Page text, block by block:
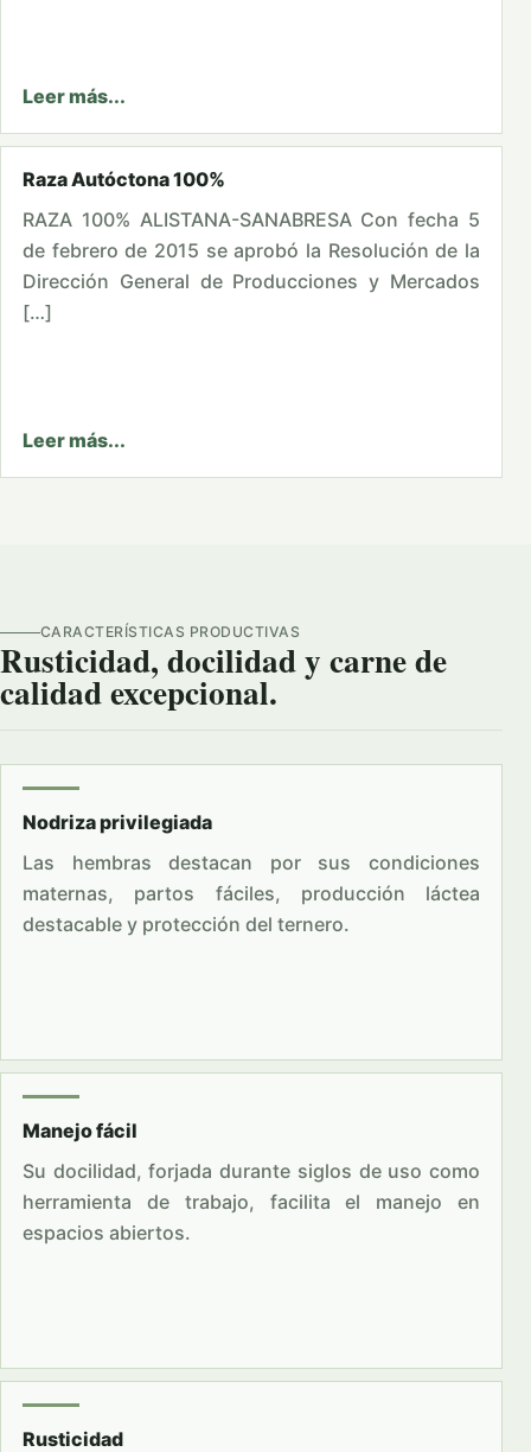
Leer más...
Raza Autóctona 100%
RAZA 100% ALISTANA-SANABRESA Con fecha 5
de febrero de 2015 se aprobó la Resolución de la
Dirección General de Producciones y Mercados
[…]
Leer más...
CARACTERÍSTICAS PRODUCTIVAS
Rusticidad, docilidad y carne de
calidad excepcional.
Nodriza privilegiada
Las hembras destacan por sus condiciones
maternas, partos fáciles, producción láctea
destacable y protección del ternero.
Manejo fácil
Su docilidad, forjada durante siglos de uso como
herramienta de trabajo, facilita el manejo en
espacios abiertos.
Rusticidad